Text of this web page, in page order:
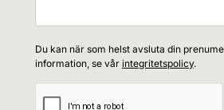
Du kan när som helst avsluta din
information, se vår integritetspolicy.